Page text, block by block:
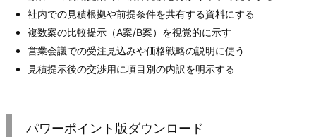
社内での見積根拠や前提条件を共有する資料にする
複数案の比較提示（A案/B案）を視覚的に示す
営業会議での受注見込みや価格戦略の説明に使う
見積提示後の交渉用に項目別の内訳を明示する
パワーポイント版ダウンロード